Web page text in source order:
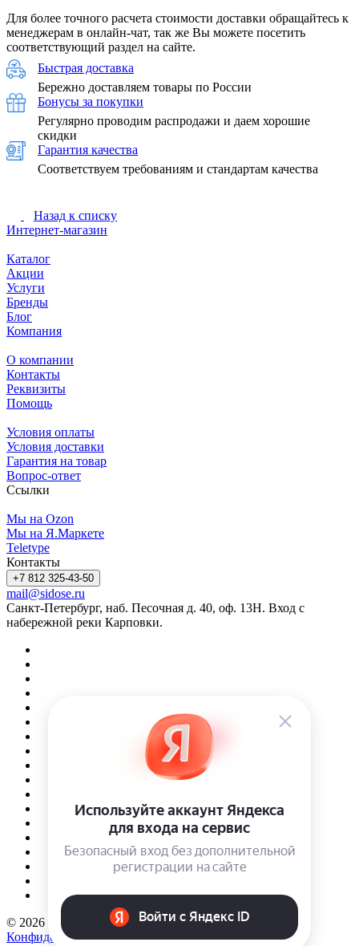
Для более точного расчета стоимости доставки обращайтесь к
менеджерам в онлайн-чат, так же Вы можете посетить
соответствующий раздел на сайте.
Быстрая доставка
Бережно доставляем товары по России
Бонусы за покупки
Регулярно проводим распродажи и даем хорошие
скидки
Гарантия качества
Соответствуем требованиям и стандартам качества
Назад к списку
Интернет-магазин
Каталог
Акции
Услуги
Бренды
Блог
Компания
О компании
Контакты
Реквизиты
Помощь
Условия оплаты
Условия доставки
Гарантия на товар
Вопрос-ответ
Ссылки
Мы на Ozon
Мы на Я.Маркете
Teletype
Контакты
+7 812 325-43-50
mail@sidose.ru
Санкт-Петербург, наб. Песочная д. 40, оф. 13Н. Вход с
набережной реки Карповки.
© 2026 Интернет-магазин Sidose
Конфиденциальность